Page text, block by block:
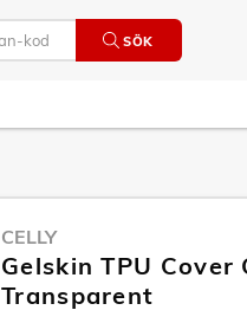
SÖK
CELLY
Gelskin TPU Cover
Transparent